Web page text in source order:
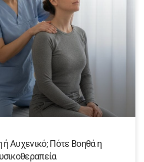
ή Αυχενικό; Πότε Βοηθά η